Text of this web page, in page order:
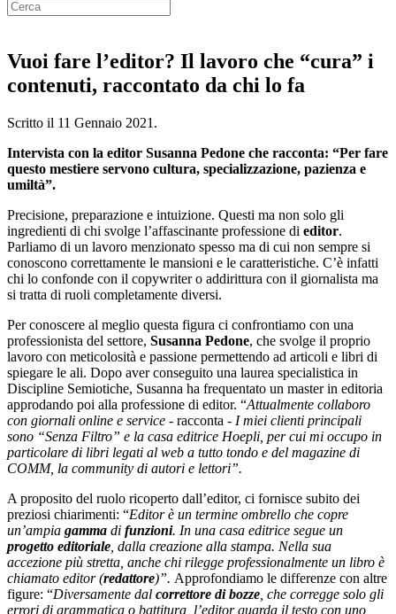
Vuoi fare l’editor? Il lavoro che “cura” i
contenuti, raccontato da chi lo fa
Scritto il 11 Gennaio 2021 .
Intervista con la editor Susanna Pedone che racconta: “Per fare
questo mestiere servono cultura, specializzazione, pazienza e
umiltà”.
Precisione, preparazione e intuizione. Questi ma non solo gli
ingredienti di chi svolge l’affascinante professione di editor.
Parliamo di un lavoro menzionato spesso ma di cui non sempre si
conoscono correttamente le mansioni e le caratteristiche. C’è infatti
chi lo confonde con il copywriter o addirittura con il giornalista ma
si tratta di ruoli completamente diversi.
Per conoscere al meglio questa figura ci confrontiamo con una
professionista del settore, Susanna Pedone, che svolge il proprio
lavoro con meticolosità e passione permettendo ad articoli e libri di
spiegare le ali. Dopo aver conseguito una laurea specialistica in
Discipline Semiotiche, Susanna ha frequentato un master in editoria
approdando poi alla professione di editor. “Attualmente collaboro
con giornali online e service - racconta - I miei clienti principali
sono “Senza Filtro” e la casa editrice Hoepli, per cui mi occupo in
particolare di libri legati al web a tutto tondo e del magazine di
COMM, la community di autori e lettori”.
A proposito del ruolo ricoperto dall’editor, ci fornisce subito dei
preziosi chiarimenti: “Editor è un termine ombrello che copre
un’ampia gamma di funzioni. In una casa editrice segue un
progetto editoriale , dalla creazione alla stampa. Nella sua
accezione più stretta, anche chi rilegge professionalmente un libro è
chiamato editor (redattore)”. Approfondiamo le differenze con altre
figure: “Diversamente dal correttore di bozze , che corregge solo gli
errori di grammatica o battitura, l’editor guarda il testo con uno